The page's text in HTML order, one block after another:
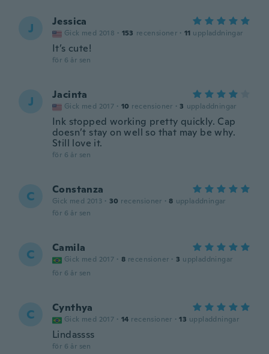
J Jessica
Gick med 2018 · 153 recensioner · 11 uppladdningar
It’s cute!
för 6 år sen
J Jacinta
Gick med 2017 · 10 recensioner · 3 uppladdningar
Ink stopped working pretty quickly. Cap
doesn’t stay on well so that may be why.
Still love it.
för 6 år sen
C Constanza
Gick med 2013 · 30 recensioner · 8 uppladdningar
för 6 år sen
C Camila
Gick med 2017 · 8 recensioner · 3 uppladdningar
för 6 år sen
C Cynthya
Gick med 2017 · 14 recensioner · 13 uppladdningar
Lindassss
för 6 år sen